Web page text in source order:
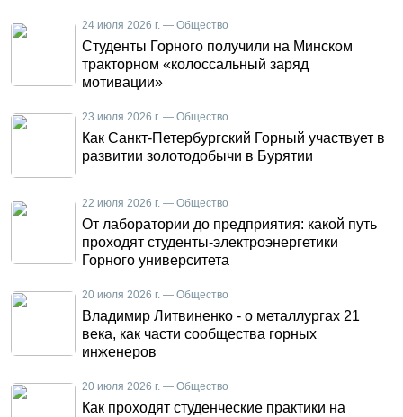
24 июля 2026 г. — Общество
Студенты Горного получили на Минском
тракторном «колоссальный заряд
мотивации»
23 июля 2026 г. — Общество
Как Санкт-Петербургский Горный участвует в
развитии золотодобычи в Бурятии
22 июля 2026 г. — Общество
От лаборатории до предприятия: какой путь
проходят студенты-электроэнергетики
Горного университета
20 июля 2026 г. — Общество
Владимир Литвиненко - о металлургах 21
века, как части сообщества горных
инженеров
20 июля 2026 г. — Общество
Как проходят студенческие практики на